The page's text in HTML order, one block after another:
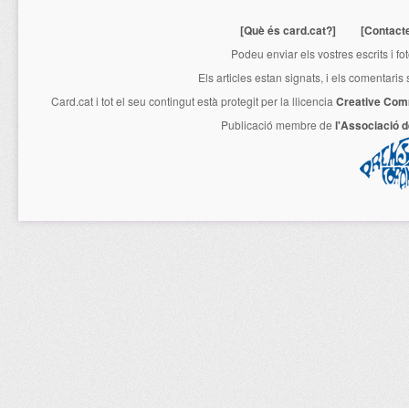
[Què és card.cat?]
Podeu enviar els vostres escrits i
Els articles estan signats, i els
Card.cati tot el seu contingut està protegit per la llicencia Creative
Publicació membre de l'Associació